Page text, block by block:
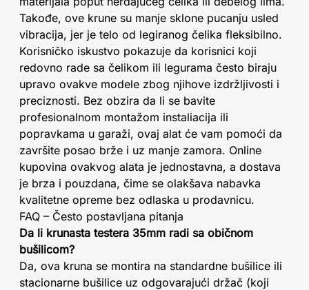
Takođe, ove krune su manje sklone pucanju usled
vibracija, jer je telo od legiranog čelika fleksibilno.
Korisničko iskustvo pokazuje da korisnici koji
redovno rade sa čelikom ili legurama često biraju
upravo ovakve modele zbog njihove izdržljivosti i
preciznosti. Bez obzira da li se bavite
profesionalnom montažom instaliacija ili
popravkama u garaži, ovaj alat će vam pomoći da
završite posao brže i uz manje zamora. Online
kupovina ovakvog alata je jednostavna, a dostava
je brza i pouzdana, čime se olakšava nabavka
kvalitetne opreme bez odlaska u prodavnicu.
FAQ – Često postavljana pitanja
Da li krunasta testera 35mm radi sa običnom
bušilicom?
Da, ova kruna se montira na standardne bušilice ili
stacionarne bušilice uz odgovarajući držač (koji